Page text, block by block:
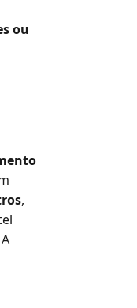
ou
,